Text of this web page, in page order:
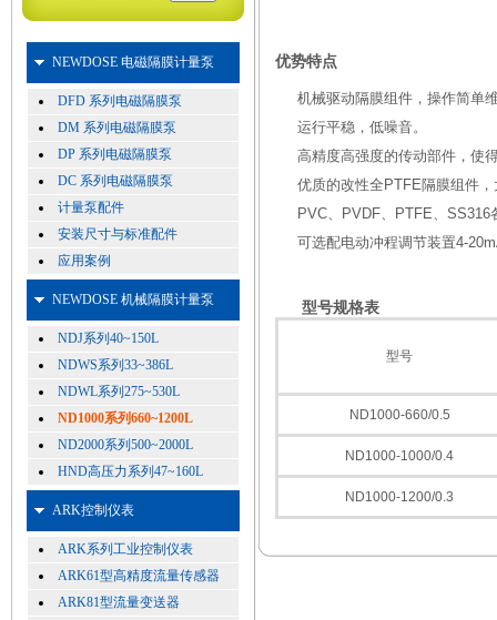
NEWDOSE 电磁隔膜计量泵
DFD 系列电磁隔膜泵
DM 系列电磁隔膜泵
DP 系列电磁隔膜泵
DC 系列电磁隔膜泵
计量泵配件
安装尺寸与标准配件
应用案例
NEWDOSE 机械隔膜计量泵
NDJ系列40~150L
NDWS系列33~386L
NDWL系列275~530L
ND1000系列660~1200L
ND2000系列500~2000L
HND高压力系列47~160L
ARK控制仪表
ARK系列工业控制仪表
ARK61型高精度流量传感器
ARK81型流量变送器
优势特点
机械驱动隔膜组件，操作简单
运行平稳，低噪音。
高精度高强度的传动部件，使
优质的改性全PTFE隔膜组件
PVC、PVDF、PTFE、
可选配电动冲程调节装置4-
型号规格表
型号
ND1000-660/0.5
ND1000-1000/0.4
ND1000-1200/0.3